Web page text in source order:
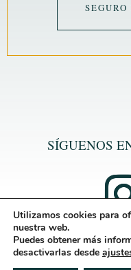
SÍGUENOS
Utilizamos cookies para
nuestra web.
Puedes obtener más
desactivarlas desde